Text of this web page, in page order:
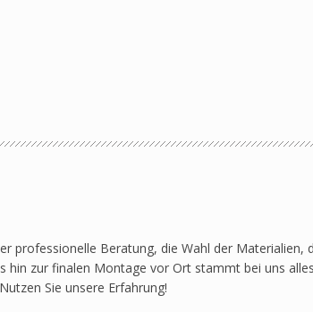
professionelle Beratung, die Wahl der Materialien,
hin zur finalen Montage vor Ort stammt bei uns alles
Sie unsere Erfahrung!